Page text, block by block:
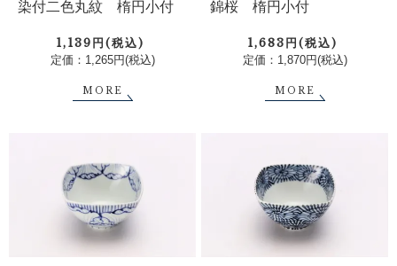
染付二色丸紋 楕円小付
1,139円(税込)
定価：1,265円(税込)
MORE
錦桜 楕円小付
1,683円(税込)
定価：1,870円(税込)
MORE